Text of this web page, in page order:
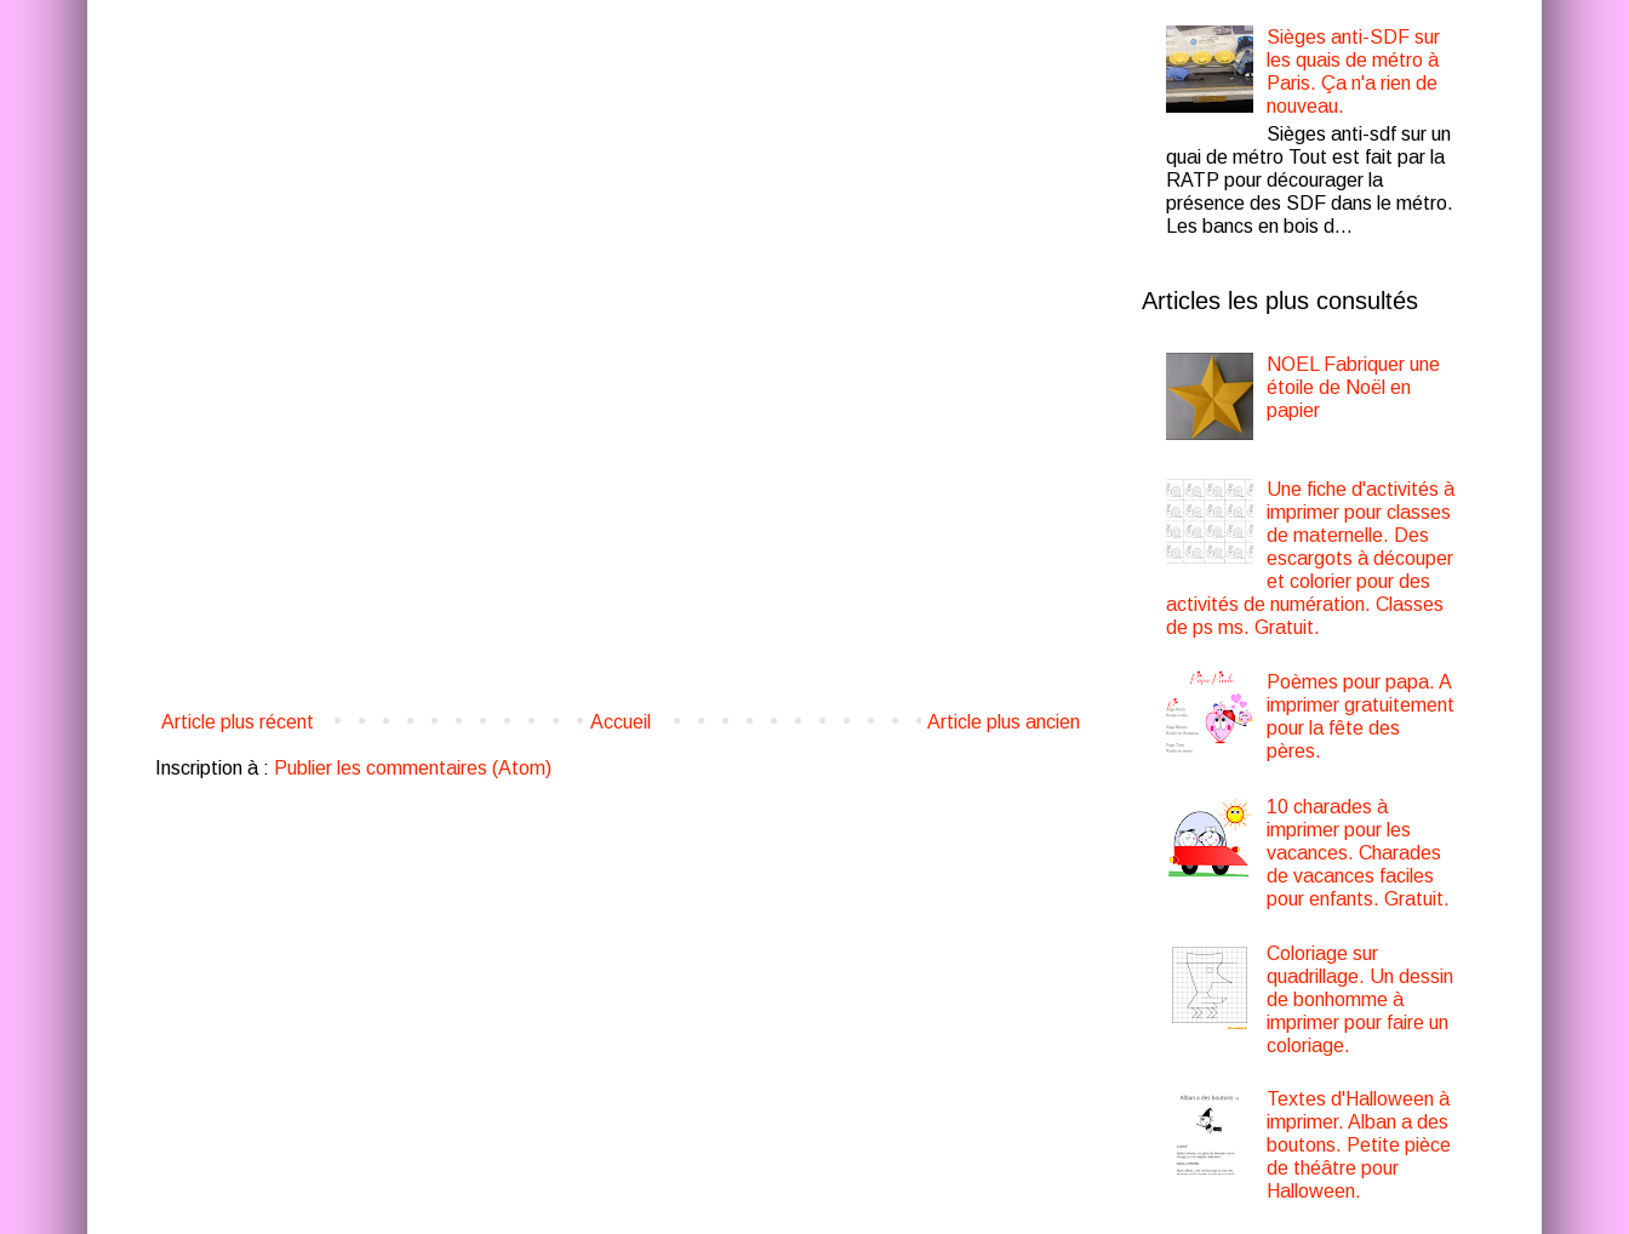
Article plus récent Article plus ancien
Accueil
Inscription à : Publier les commentaires (Atom)
Sièges anti-SDF sur
les quais de métro à
Paris. Ça n'a rien de
nouveau.
Sièges anti-sdf sur un
quai de métro Tout est fait par la
RATP pour décourager la
présence des SDF dans le métro.
Les bancs en bois d...
Articles les plus consultés
NOEL Fabriquer une
étoile de Noël en
papier
Une fiche d'activités à
imprimer pour classes
de maternelle. Des
escargots à découper
et colorier pour des
activités de numération. Classes
de ps ms. Gratuit.
Poèmes pour papa. A
imprimer gratuitement
pour la fête des
pères.
10 charades à
imprimer pour les
vacances. Charades
de vacances faciles
pour enfants. Gratuit.
Coloriage sur
quadrillage. Un dessin
de bonhomme à
imprimer pour faire un
coloriage.
Textes d'Halloween à
imprimer. Alban a des
boutons. Petite pièce
de théâtre pour
Halloween.